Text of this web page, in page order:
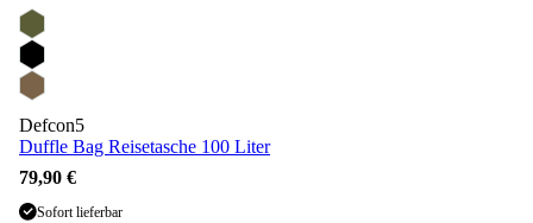
Defcon5
Duffle Bag Reisetasche 100 Liter
79,90 €
Sofort lieferbar